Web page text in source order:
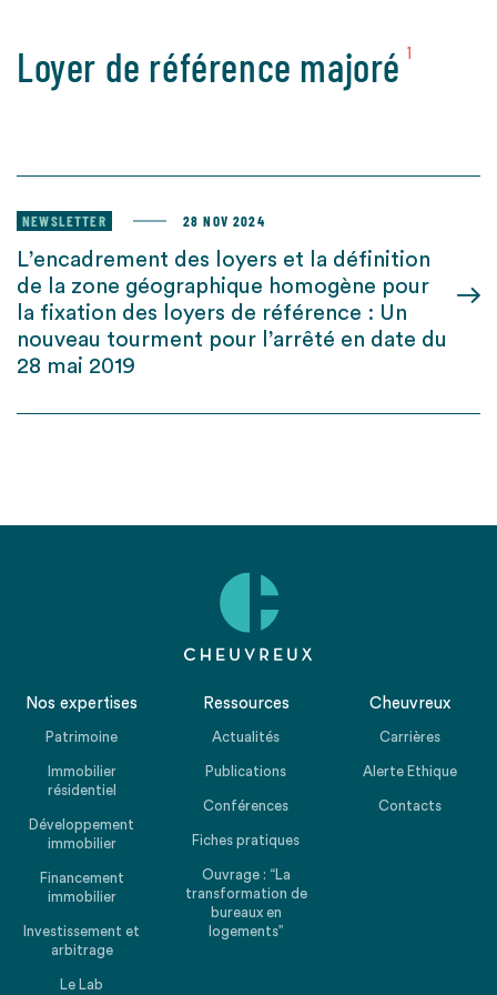
Loyer de référence majoré 1
NEWSLETTER 28 NOV 2024
L’encadrement des loyers et la définition
de la zone géographique homogène pour
la fixation des loyers de référence : Un
nouveau tourment pour l’arrêté en date du
28 mai 2019
Nos expertises
Patrimoine
Immobilier
résidentiel
Développement
immobilier
Financement
immobilier
Investissement et
arbitrage
Le Lab
Ressources
Actualités
Publications
Conférences
Fiches pratiques
Ouvrage : “La
transformation de
bureaux en
logements”
Cheuvreux
Carrières
Alerte Ethique
Contacts